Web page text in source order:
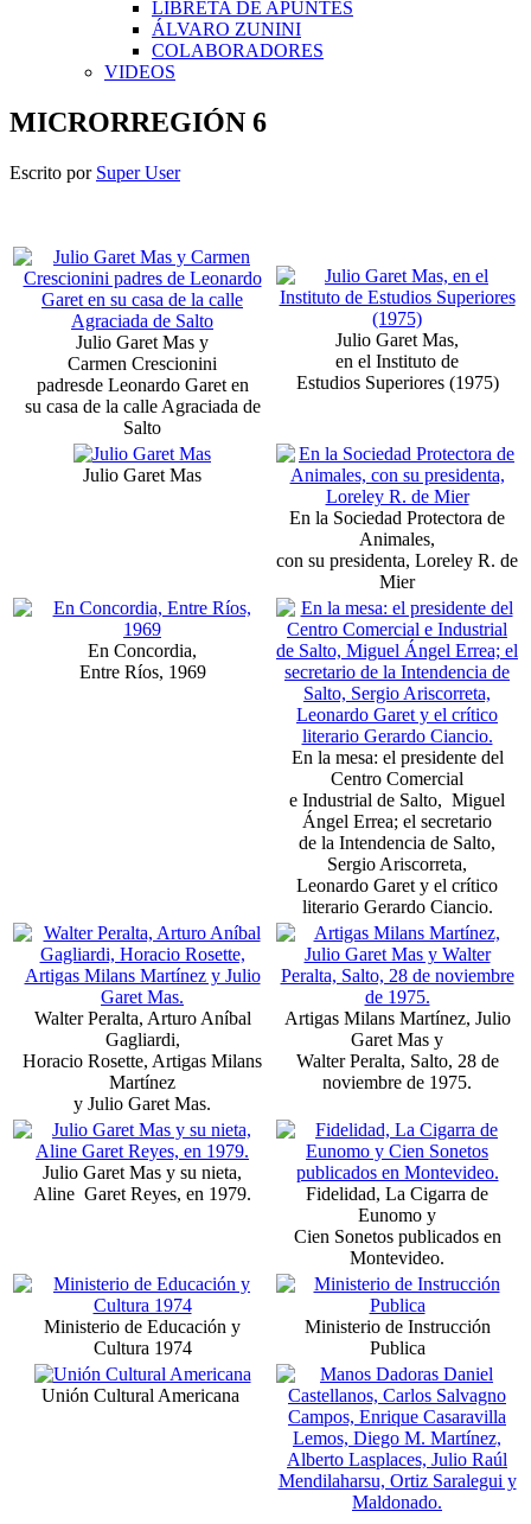
LIBRETA DE APUNTES
ÁLVARO ZUNINI
COLABORADORES
VIDEOS
MICRORREGIÓN 6
Escrito por Super User
Julio Garet Mas y
Carmen Crescionini
padresde Leonardo Garet en
su casa de la calle Agraciada de
Salto
Julio Garet Mas,
en el Instituto de
Estudios Superiores (1975)
Julio Garet Mas
En la Sociedad Protectora de
Animales,
con su presidenta, Loreley R. de
Mier
En Concordia,
Entre Ríos, 1969
En la mesa: el presidente del
Centro Comercial
e Industrial de Salto, Miguel
Ángel Errea; el secretario
de la Intendencia de Salto,
Sergio Ariscorreta,
Leonardo Garet y el crítico
literario Gerardo Ciancio.
Walter Peralta, Arturo Aníbal
Gagliardi,
Horacio Rosette, Artigas Milans
Martínez
y Julio Garet Mas.
Artigas Milans Martínez, Julio
Garet Mas y
Walter Peralta, Salto, 28 de
noviembre de 1975.
Julio Garet Mas y su nieta,
Aline Garet Reyes, en 1979.
Fidelidad, La Cigarra de
Eunomo y
Cien Sonetos publicados en
Montevideo.
Ministerio de Educación y
Cultura 1974
Ministerio de Instrucción
Publica
Unión Cultural Americana